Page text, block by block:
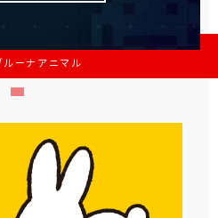
ルーナアニマル